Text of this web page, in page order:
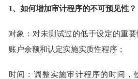
1、如何增加审计程序的不可预见性？
对象：对未测试过的低于设定的重
账户余额和认定实施实质性程序；
时间：调整实施审计程序的时间，